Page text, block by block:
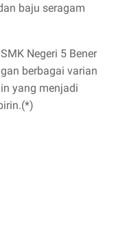
baju seragam
Negeri 5 Bener
berbagai varian
yang menjadi